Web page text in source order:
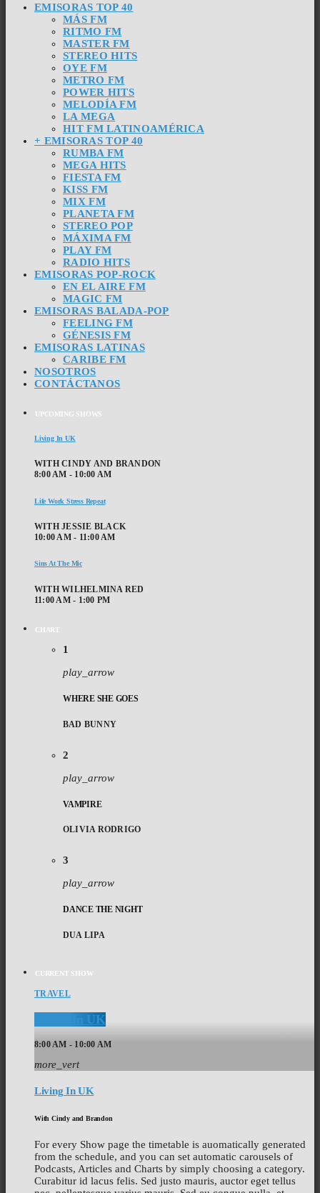
EMISORAS TOP 40
MÁS FM
RITMO FM
MASTER FM
STEREO HITS
OYE FM
METRO FM
POWER HITS
MELODÍA FM
LA MEGA
HIT FM LATINOAMÉRICA
+ EMISORAS TOP 40
RUMBA FM
MEGA HITS
FIESTA FM
KISS FM
MIX FM
PLANETA FM
STEREO POP
MÁXIMA FM
PLAY FM
RADIO HITS
EMISORAS POP-ROCK
EN EL AIRE FM
MAGIC FM
EMISORAS BALADA-POP
FEELING FM
GÉNESIS FM
EMISORAS LATINAS
CARIBE FM
NOSOTROS
CONTÁCTANOS
UPCOMING SHOWS
Living In UK
WITH CINDY AND BRANDON
8:00 AM - 10:00 AM
Life Work Stress Repeat
WITH JESSIE BLACK
10:00 AM - 11:00 AM
Sins At The Mic
WITH WILHELMINA RED
11:00 AM - 1:00 PM
CHART
1
play_arrow
WHERE SHE GOES
BAD BUNNY
2
play_arrow
VAMPIRE
OLIVIA RODRIGO
3
play_arrow
DANCE THE NIGHT
DUA LIPA
CURRENT SHOW
TRAVEL
Living In UK
8:00 AM - 10:00 AM
more_vert
Living In UK
With Cindy and Brandon
For every Show page the timetable is auomatically generated
from the schedule, and you can set automatic carousels of
Podcasts, Articles and Charts by simply choosing a category.
Curabitur id lacus felis. Sed justo mauris, auctor eget tellus